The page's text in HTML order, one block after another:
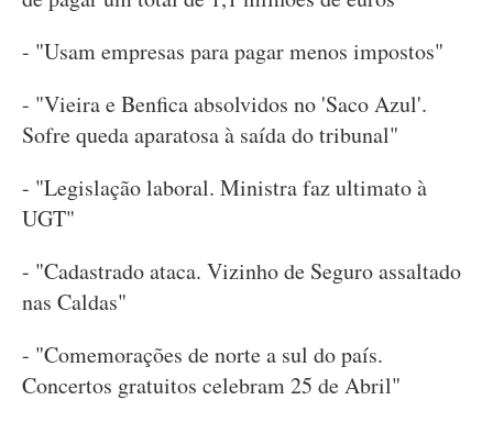
- "Usam empresas para pagar menos impostos"
- "Vieira e Benfica absolvidos no 'Saco Azul'.
Sofre queda aparatosa à saída do tribunal"
- "Legislação laboral. Ministra faz ultimato à
UGT"
- "Cadastrado ataca. Vizinho de Seguro assaltado
nas Caldas"
- "Comemorações de norte a sul do país.
Concertos gratuitos celebram 25 de Abril"